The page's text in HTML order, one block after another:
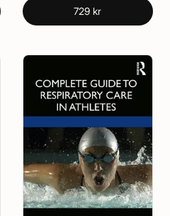
729 kr